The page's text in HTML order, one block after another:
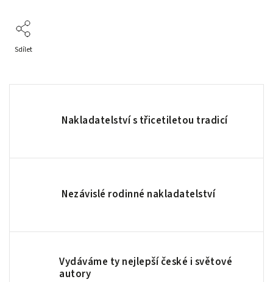
Sdílet
Nakladatelství s třicetiletou tradicí
Nezávislé rodinné nakladatelství
Vydáváme ty nejlepší české i světové
autory